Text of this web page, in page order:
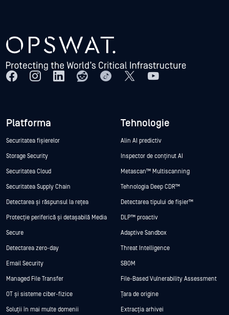
Platforma
Securitatea fișierelor
Storage Security
Securitatea Cloud
Securitatea Supply Chain
Detectarea și răspunsul la rețea
Protecție periferică și detașabilă Media
Secure
Detectarea zero-day
Email Security
Managed File Transfer
OT și sisteme ciber-fizice
Soluții în mai multe domenii
Tehnologie
Alin AI predictiv
Inspector de conținut AI
Metascan™ Multiscanning
Tehnologia Deep CDR™
Detectarea tipului de fișier™
DLP™ proactiv
Adaptive Sandbox
Threat Intelligence
SBOM
File-Based Vulnerability Assessment
Țara de origine
Extracția arhivei